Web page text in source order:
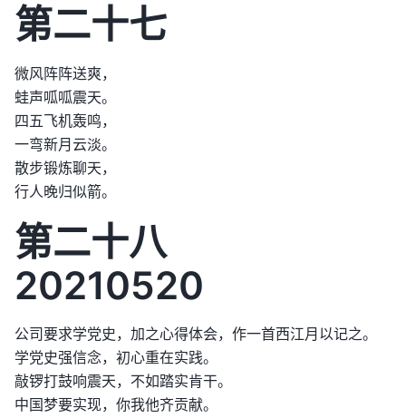
第二十七
微风阵阵送爽，
蛙声呱呱震天。
四五飞机轰鸣，
一弯新月云淡。
散步锻炼聊天，
行人晚归似箭。
第二十八
20210520
公司要求学党史，加之心得体会，作一首西江月以记之。
学党史强信念，初心重在实践。
敲锣打鼓响震天，不如踏实肯干。
中国梦要实现，你我他齐贡献。